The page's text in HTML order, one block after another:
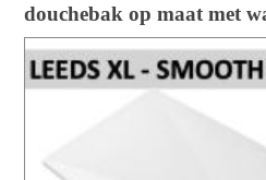
douchebak op maat met